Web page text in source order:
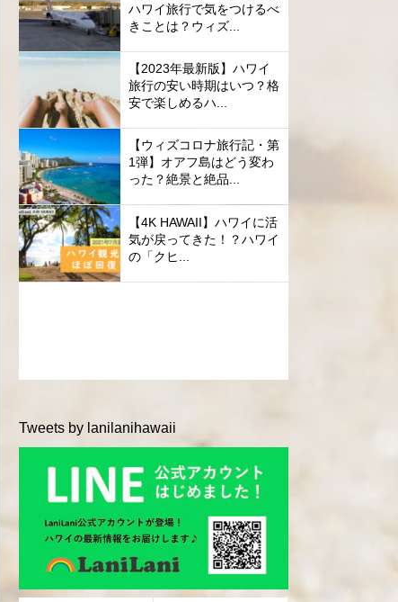
ハワイ旅行で気をつけるべ
きことは？ウィズ...
【2023年最新版】ハワイ
旅行の安い時期はいつ？格
安で楽しめるハ...
【ウィズコロナ旅行記・第
1弾】オアフ島はどう変わ
った？絶景と絶品...
【4K HAWAII】ハワイに活
気が戻ってきた！？ハワイ
の「クヒ...
Tweets by lanilanihawaii